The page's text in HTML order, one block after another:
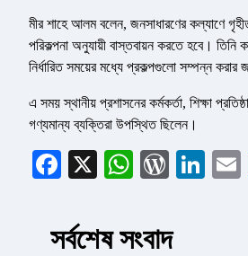
মীর শাহে আলম বলেন, জনসাধারণের কল্যাণে
পরিকল্পনা অনুযায়ী বাস্তবায়ন করতে হবে। তিনি
নির্ধারিত সময়ের মধ্যে প্রকল্পগুলো সম্পন্ন করার
এ সময় স্থানীয় প্রশাসনের কর্মকর্তা, শিক্ষা
গণ্যমান্য ব্যক্তিরা উপস্থিত ছিলেন।
Facebook
X
সর্বশেষ সংবাদ